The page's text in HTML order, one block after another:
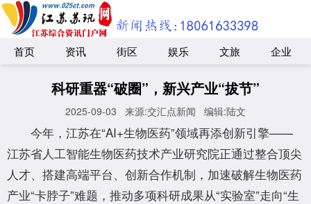
首页 资讯 街区 娱乐 文旅 企业
科研重器“破圈”，新兴产业“拔节”
2025-09-03 来源:交汇点新闻 编辑:陆文
今年，江苏在“AI+生物医药”领域再添创新引擎——
江苏省人工智能生物医药技术产业研究院正通过整合顶尖
人才、搭建高端平台、创新合作机制，加速破解生物医药
产业“卡脖子”难题，推动多项科研成果从“实验室”走向“生